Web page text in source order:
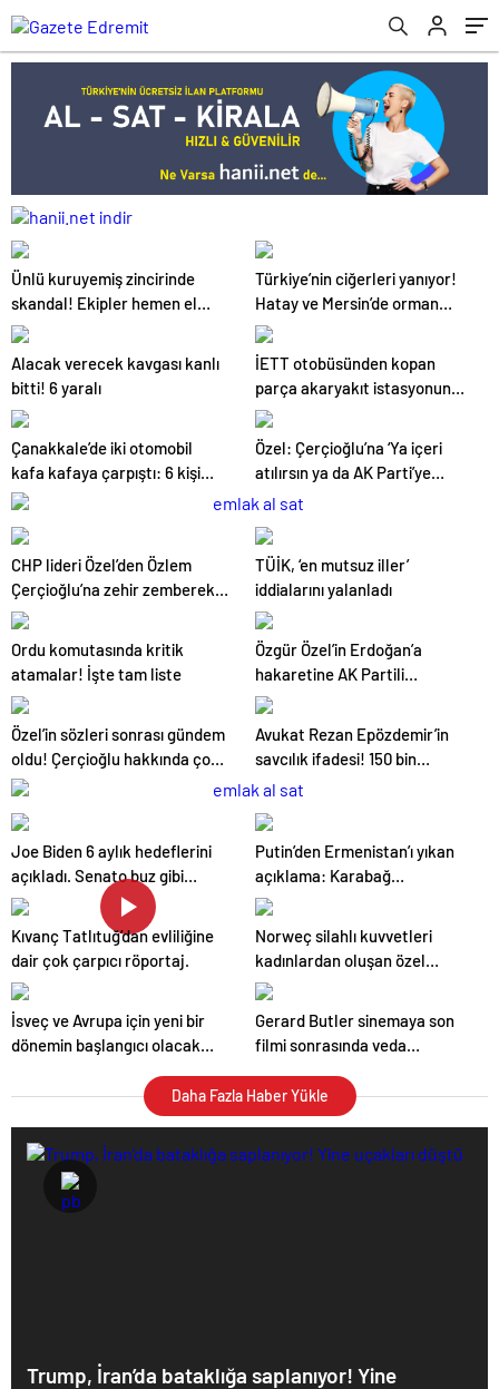
Ünlü kuruyemiş zincirinde
skandal! Ekipler hemen el
koydu
Türkiye’nin ciğerleri yanıyor!
Hatay ve Mersin’de orman
yangınları çıktı
Alacak verecek kavgası kanlı
bitti! 6 yaralı
İETT otobüsünden kopan
parça akaryakıt istasyonuna
düştü
Çanakkale’de iki otomobil
kafa kafaya çarpıştı: 6 kişi
hayatını kaybetti
Özel: Çerçioğlu’na ‘Ya içeri
atılırsın ya da AK Parti’ye
katılırsın’ demişler
CHP lideri Özel’den Özlem
Çerçioğlu’na zehir zemberek
sözler
TÜİK, ‘en mutsuz iller’
iddialarını yalanladı
Ordu komutasında kritik
atamalar! İşte tam liste
Özgür Özel’in Erdoğan’a
hakaretine AK Partili
Baykoç’tan sert tepki: Son
Özel’in sözleri sonrası gündem
oldu! Çerçioğlu hakkında çok
sayıda suç dosyası iddiası
Avukat Rezan Epözdemir’in
savcılık ifadesi! 150 bin
dolarlık rüşvet iddiası soruldu
Joe Biden 6 aylık hedeflerini
açıkladı. Senato buz gibi…
Putin’den Ermenistan’ı yıkan
açıklama: Karabağ
Azerbaycan’ın ayrılmaz bir
Kıvanç Tatlıtuğ’dan evliliğine
dair çok çarpıcı röportaj.
Norweç silahlı kuvvetleri
kadınlardan oluşan özel
kuvvetler eğitimlerini başlattı.
İsveç ve Avrupa için yeni bir
dönemin başlangıcı olacak
Gerard Butler sinemaya son
filmi sonrasında veda
Daha Fazla Haber Yükle
Trump, İran’da bataklığa saplanıyor! Yine